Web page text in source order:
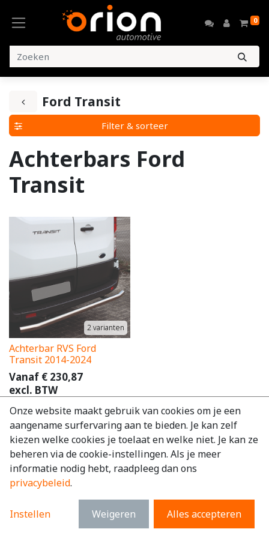
0
Ford Transit
Filter & sorteer
Achterbars Ford
Transit
2varianten
Achterbar RVS Ford
Transit 2014-2024
Vanaf € 230,87
excl. BTW
Onze website maakt gebruik van cookies om je een
aangename surfervaring aan te bieden. Je kan zelf
kiezen welke cookies je toelaat en welke niet. Je kan ze
beheren via de cookie-instellingen. Als je meer
informatie nodig hebt, raadpleeg dan ons
privacybeleid.
Instellen Weigeren Alles accepteren